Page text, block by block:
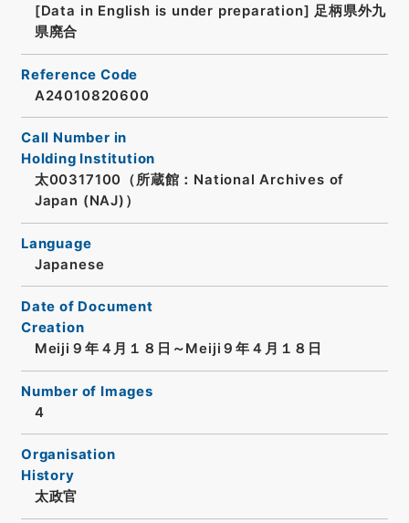
[Data in English is under preparation] 足柄県外九
県廃合
Reference Code
A24010820600
Call Number in
Holding Institution
太00317100（所蔵館：National Archives of
Japan (NAJ)）
Language
Japanese
Date of Document
Creation
Meiji９年４月１８日～Meiji９年４月１８日
Number of Images
4
Organisation
History
太政官